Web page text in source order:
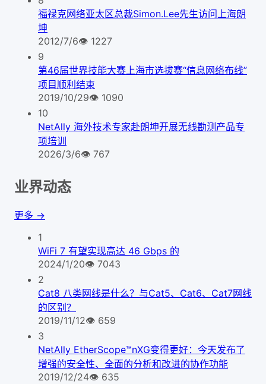
福禄克网络亚太区总裁Simon.Lee先生访问上海朗
坤
2012/7/6👁 1227
9
第46届世界技能大赛上海市选拔赛“信息网络布线”
项目顺利结束
2019/10/29👁 1090
10
NetAlly 海外技术专家赴朗坤开展无线勘测产品专
项培训
2026/3/6👁 767
业界动态
更多 →
1
WiFi 7 有望实现高达 46 Gbps 的
2024/1/20👁 7043
2
Cat8 八类网线是什么？与Cat5、Cat6、Cat7网线
的区别？
2019/11/12👁 659
3
NetAlly EtherScope™nXG变得更好：今天发布了
增强的安全性、全面的分析和改进的协作功能
2019/12/24👁 635